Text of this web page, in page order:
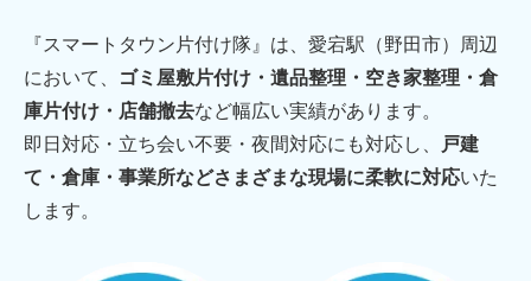
『スマートタウン片付け隊』は、愛宕駅（野田市）周辺
において、
ゴミ屋敷片付け・遺品整理・空き家整理・倉
庫片付け・店舗撤去など幅広い実績があります。
即日対応・立ち会い不要・夜間対応にも対応し、
戸建
て・倉庫・事業所などさまざまな現場に柔軟に対応いた
します。